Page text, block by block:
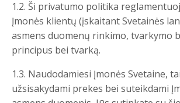
1.2. Ši privatumo politika
Įmonės klientų (įskaitant Svetainės
asmens duomenų rinkimo, tvarkymo
principus bei tvarką.
1.3. Naudodamiesi Įmonės Svetaine,
užsisakydami prekes bei suteikdami